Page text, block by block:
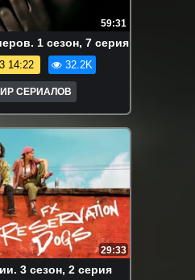
59:31
1 сезон, 7 серия
14:22 32.2K
СЕРИАЛОВ
29:33
3 сезон, 2 серия